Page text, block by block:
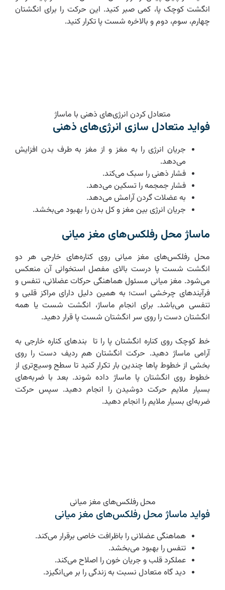
انگشت کوچک پا، کمی صبر کنید. این حرکت را برای انگشتان
چهارم، سوم، دوم و بالاخره شست پا تکرار کنید.
متعادل کردن انرژی‌های ذهنی با ماساژ
فواید متعادل سازی انرژی‌های ذهنی
جریان انرژی را به مغز و از مغز به طرف بدن افزایش
می‌دهد.
فشار ذهنی را سبک می‌کند.
فشار جمجمه را تسکین می‌دهد.
به عضلات گردن آرامش می‌دهد.
جریان انرژی بین مغز و کل بدن را بهبود می‌بخشد.
ماساژ محل رفلکس‌های مغز میانی
محل رفلکس‌های مغز میانی روی کناره‌های خارجی هر دو
انگشت شست پا درست بالای مفصل استخوانی آن منعکس
می‌شود. مغز میانی مسئول هماهنگی حرکات عضلانی، تنفس و
فرآیندهای چرخشی است؛ به همین دلیل دارای مراکز قلبی و
تنفسی می‌باشد. برای انجام ماساژ، انگشت شست یا همه
انگشتان دست را روی سر انگشتان شست پا قرار دهید.
خط کوچک روی کناره انگشتان پا را تا بندهای کناره خارجی به
آرامی ماساژ دهید. حرکت انگشتان هم ردیف دست را روی
بخشی از خطوط پاها چندین بار تکرار کنید تا سطح وسیع‌تری از
خطوط روی انگشتان پا ماساژ داده شوند. بعد با ضربه‌های
بسیار ملایم حرکت دوشیدن را انجام دهید. سپس حرکت
ضربه‌ای بسیار ملایم را انجام دهید.
محل رفلکس‌های مغز میانی
فواید ماساژ محل رفلکس‌های مغز میانی
هماهنگی عضلانی را باظرافت خاصی برقرار می‌کند.
تنفس را بهبود می‌بخشد.
عملکرد قلب و جریان خون را اصلاح می‌کند.
دید گاه متعادل نسبت به زندگی را بر می‌انگیزد.